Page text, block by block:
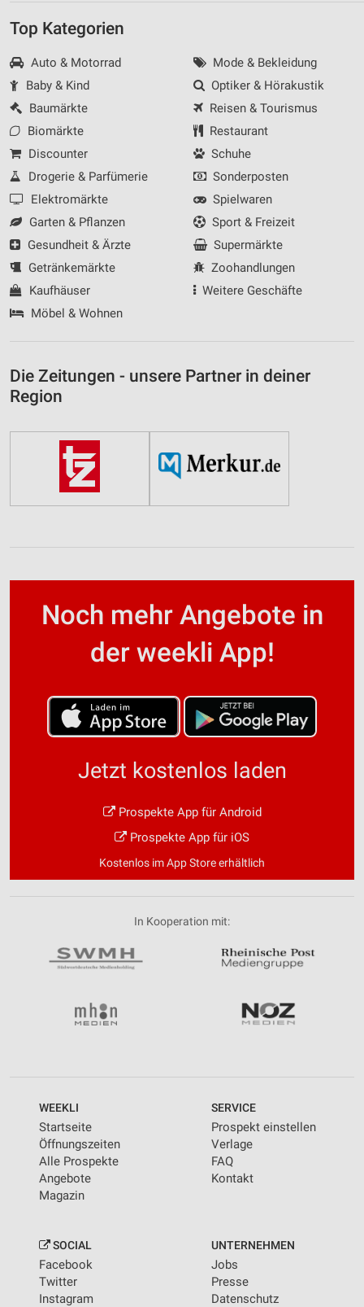
Top Kategorien
Auto & Motorrad
Baby & Kind
Baumärkte
Biomärkte
Discounter
Drogerie & Parfümerie
Elektromärkte
Garten & Pflanzen
Gesundheit & Ärzte
Getränkemärkte
Kaufhäuser
Möbel & Wohnen
Mode & Bekleidung
Optiker & Hörakustik
Reisen & Tourismus
Restaurant
Schuhe
Sonderposten
Spielwaren
Sport & Freizeit
Supermärkte
Zoohandlungen
Weitere Geschäfte
Die Zeitungen - unsere Partner in deiner
Region
Noch mehr Angebote in
der weekli App!
Jetzt kostenlos laden
Prospekte App für Android
Prospekte App für iOS
Kostenlos im App Store erhältlich
In Kooperation mit:
WEEKLI
Startseite
Öffnungszeiten
Alle Prospekte
Angebote
Magazin
SERVICE
Prospekt einstellen
Verlage
FAQ
Kontakt
SOCIAL
Facebook
Twitter
Instagram
UNTERNEHMEN
Jobs
Presse
Datenschutz